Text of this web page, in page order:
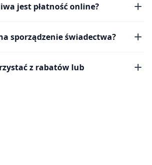
jest płatność online?
sporządzenie świadectwa?
z rabatów lub